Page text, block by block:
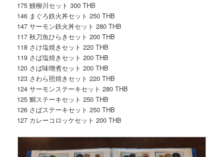
175 鰻柳川セット 300 THB
146 まぐろ鉄火丼セット 250 THB
147 サーモン鉄火丼セット 280 THB
117 秋刀魚ひらきセット 200 THB
118 さけ塩焼きセット 220 THB
119 さば塩焼きセット 200 THB
120 さば味噌煮セット 200 THB
123 さわら照焼きセット 220 THB
124 サーモンステーキセット 280 THB
125 鯛ステーキセット 250 THB
126 さばステーキセット 250 THB
127 カレーコロッケセット 200 THB